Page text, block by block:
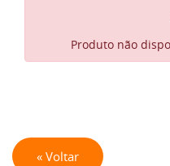
Produto não
« Voltar